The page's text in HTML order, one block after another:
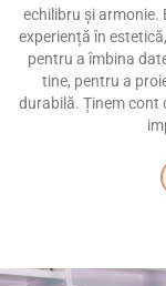
echilibru și armonie.
experiență în
pentru a îmbina
tine, pentru a
durabilă. Ținem cont